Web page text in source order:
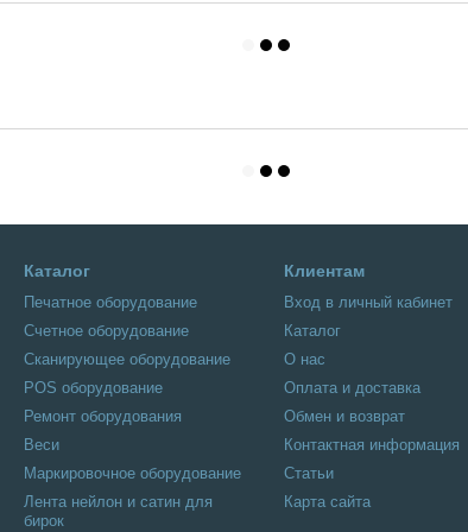
Каталог
Печатное оборудование
Счетное оборудование
Сканирующее оборудование
POS оборудование
Ремонт оборудования
Веси
Маркировочное оборудование
Лента нейлон и сатин для
бирок
Клиентам
Вход в личный кабинет
Каталог
О нас
Оплата и доставка
Обмен и возврат
Контактная информация
Статьи
Карта сайта